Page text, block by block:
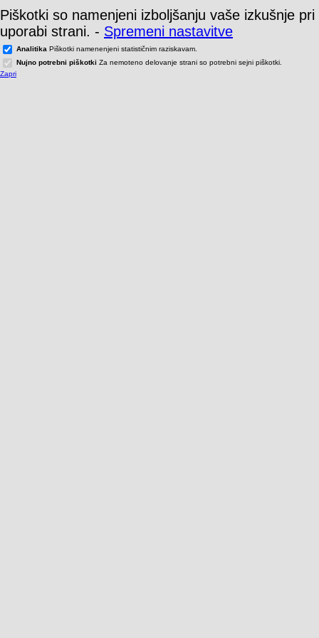
Piškotki so namenjeni izboljšanju vaše izkušnje pri
uporabi strani. - Spremeni nastavitve
Analitika Piškotki namenenjeni statističnim raziskavam.
Nujno potrebni piškotki Za nemoteno delovanje strani so potrebni sejni piškotki.
Zapri